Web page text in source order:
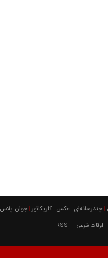
چندرسانه‌ای عکس كاريكاتور جوان پلاس
اوقات شرعی RSS